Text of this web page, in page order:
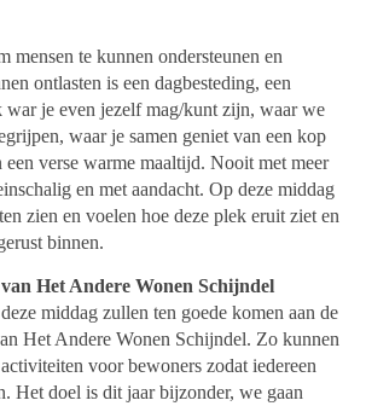
mensen te kunnen ondersteunen en
ontlasten is een dagbesteding, een
je even jezelf mag/kunt zijn, waar we
waar je samen geniet van een kop
een verse warme maaltijd. Nooit met meer
en met aandacht. Op deze middag
zien en voelen hoe deze plek eruit ziet en
binnen.
Het Andere Wonen Schijndel
middag zullen ten goede komen aan de
Het Andere Wonen Schijndel. Zo kunnen
voor bewoners zodat iedereen
Het doel is dit jaar bijzonder, we gaan